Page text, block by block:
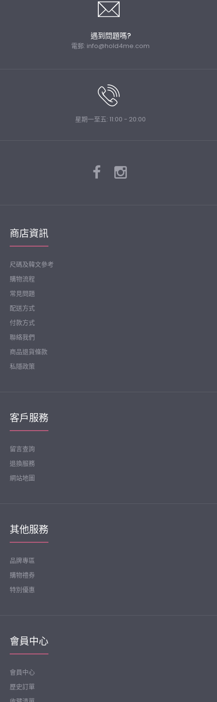
遇到問題嗎?
電郵: info@hold4me.com
星期一至五: 11:00 - 20:00
商店資訊
尺碼及韓文參考
購物流程
常見問題
配送方式
付款方式
聯絡我們
商品退貨條款
私隱政策
客戶服務
留言查詢
退換服務
網站地圖
其他服務
品牌專區
購物禮券
特別優惠
會員中心
會員中心
歷史訂單